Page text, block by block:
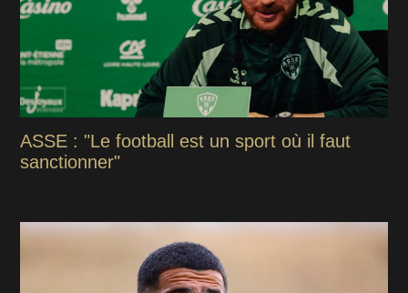
ASSE : "Le football est un sport où il faut
sanctionner"